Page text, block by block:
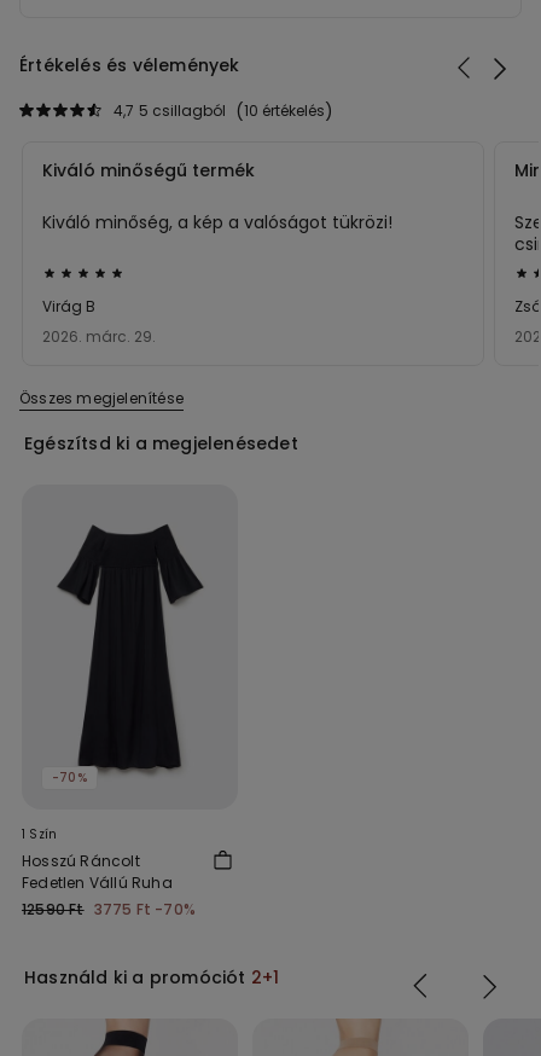
Értékelés és vélemények
10 értékelés
4,7 5 csillagból
Értékelés:
5/5
2026. márc. 29.
Virág B
Kiváló minőségű termék
Kiváló minőség, a kép a valóságot tükrözi!
4/
Összes megjelenítése
Egészítsd ki a megjelenésedet
-70%
1 Szín
Hosszú Ráncolt
Fedetlen Vállú Ruha
12590 Ft 3775 Ft -70%
Használd ki a promóciót 2+1